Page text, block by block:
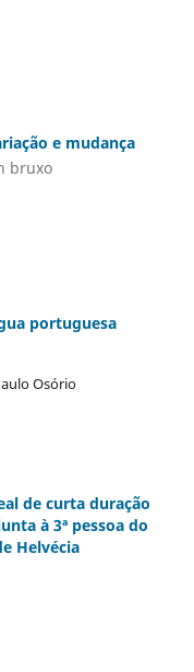
e mudança
bruxo
portuguesa
Osório
de curta duração
à 3ª pessoa do
Helvécia